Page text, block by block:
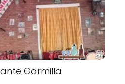
Garmilla